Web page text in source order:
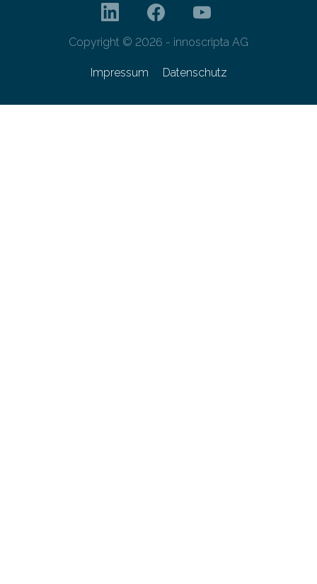
Copyright © 2026 - innoscripta AG
Impressum Datenschutz